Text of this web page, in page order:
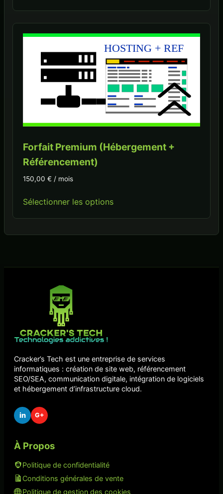
Forfait Premium (Hébergement +
Référencement)
150,00 € / mois
Sélectionner les options
Cracker’s Tech est une entreprise de services
informatiques : création de site web, référencement
SEO/SEA, communication digitale, intégration de logiciels
et hébergement d’infrastructure cloud.
in G+
À Propos
Politique de confidentialité
Conditions générales de vente
Politique de gestion des cookies